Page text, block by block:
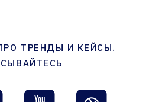
ТРЕНДЫ И КЕЙСЫ.